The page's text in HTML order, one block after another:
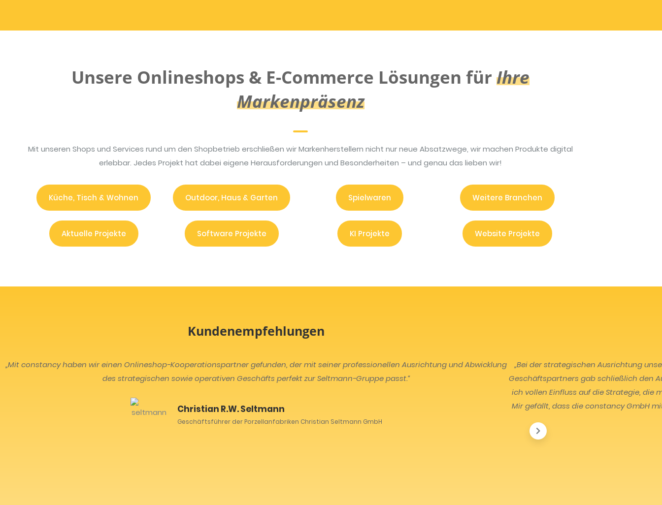
Unsere Onlineshops & E-Commerce Lösungen für Ihre
Markenpräsenz
Mit unseren Shops und Services rund um den Shopbetrieb erschließen wir Markenherstellern nicht nur neue Absatzwege, wir machen Produkte digital
erlebbar. Jedes Projekt hat dabei eigene Herausforderungen und Besonderheiten – und genau das lieben wir!
Küche, Tisch & Wohnen Outdoor, Haus & Garten Spielwaren Weitere Branchen
Aktuelle Projekte Software Projekte KI Projekte Website Projekte
Kundenempfehlungen
„Mit constancy haben wir einen Onlineshop-Kooperationspartner gefunden, der mit seiner professionellen Ausrichtung und Abwicklung
des strategischen sowie operativen Geschäfts perfekt zur Seltmann-Gruppe passt.“
Christian R.W. Seltmann
Geschäftsführer der Porzellanfabriken Christian Seltmann GmbH
„Bei der strategischen Ausrichtung
Geschäftspartners gab schließlich den
ich vollen Einfluss auf die Strategie, die
Mir gefällt, dass die constancy GmbH